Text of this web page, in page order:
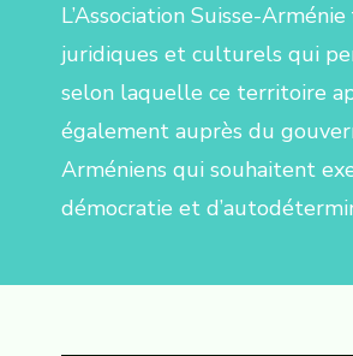
L’Association Suisse-
juridiques et culturels qui
selon laquelle ce territoire
également auprès du
Arméniens qui souhaitent
démocratie et